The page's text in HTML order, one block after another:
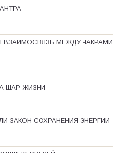
ВЗАИМОСВЯЗЬ МЕЖДУ ЧАКРАМИ
ШАР ЖИЗНИ
ЗАКОН СОХРАНЕНИЯ ЭНЕРГИИ